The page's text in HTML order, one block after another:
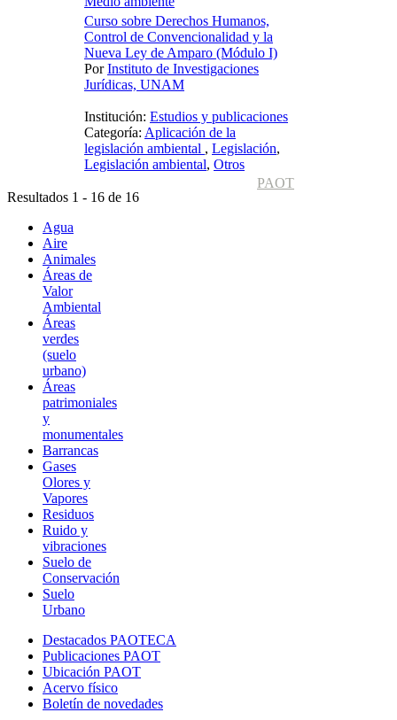
Curso sobre Derechos Humanos,
Control de Convencionalidad y la
Nueva Ley de Amparo (Módulo I)
PorInstituto de Investigaciones
Jurídicas, UNAM
Institución: Estudios y publicaciones
Categoría: Aplicación de la
legislación ambiental , Legislación,
Legislación ambiental, Otros
PAOT
Resultados 1 - 16 de 16
Agua
Aire
Animales
Áreas de
Valor
Ambiental
Áreas
verdes
(suelo
urbano)
Áreas
patrimoniales
y
monumentales
Barrancas
Gases
Olores y
Vapores
Residuos
Ruido y
vibraciones
Suelo de
Conservación
Suelo
Urbano
Destacados PAOTECA
Publicaciones PAOT
Ubicación PAOT
Acervo físico
Boletín de novedades